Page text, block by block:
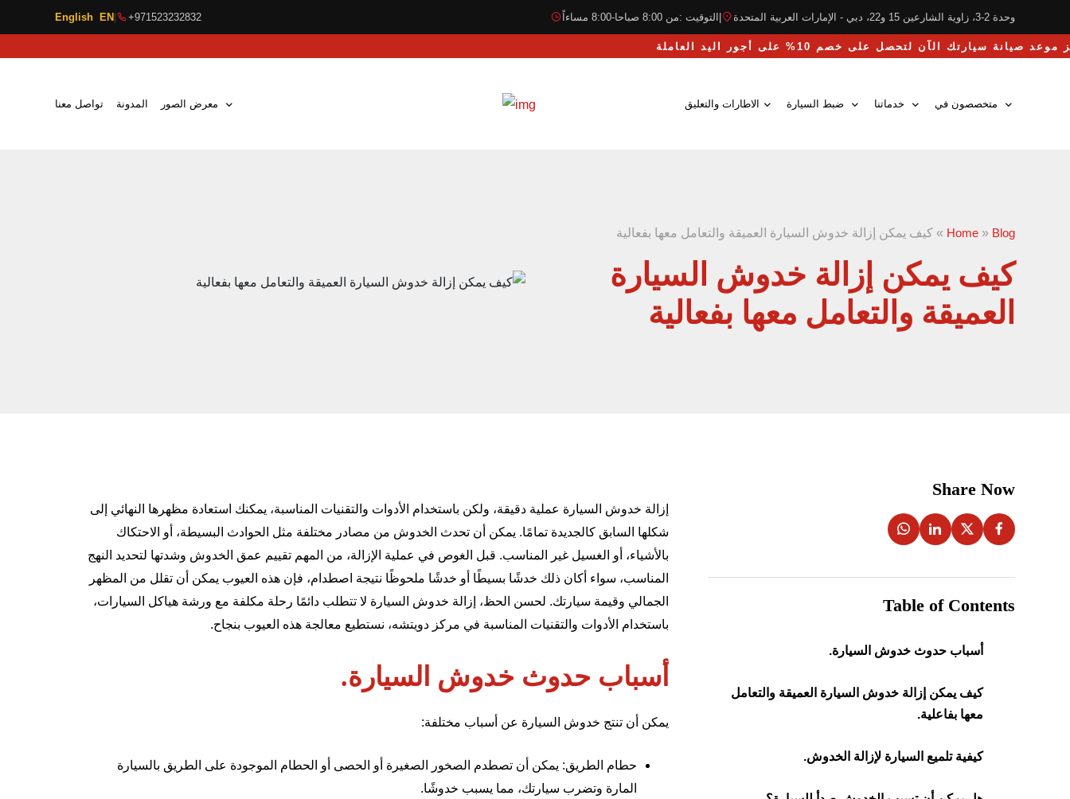
وحدة 2-3، زاوية الشارعين 15 و22، دبي - الإمارات العربية المتحدة التوقيت :من 8:00 صباحا-8:00 مساءاً +971523232832
English EN
احجز موعد صيانة سيارتك الآن لتحصل على خصم 10% على أجور اليد العاملة
تواصل معنا المدونة الاطارات والتعليق
Home » Blog
» كيف يمكن إزالة خدوش السيارة العميقة والتعامل معها بفعالية
كيف يمكن إزالة خدوش السيارة
العميقة والتعامل معها بفعالية
Share Now
Table of Contents
أسباب حدوث خدوش السيارة.
كيف يمكن إزالة خدوش السيارة العميقة والتعامل
معها بفاعلية.
كيفية تلميع السيارة لإزالة الخدوش.
إزالة خدوش السيارة عملية دقيقة، ولكن باستخدام الأدوات والتقنيات المناسبة، يمكنك استعادة مظهرها النهائي إلى
شكلها السابق كالجديدة تمامًا. يمكن أن تحدث الخدوش من مصادر مختلفة مثل الحوادث البسيطة، أو الاحتكاك
بالأشياء، أو الغسيل غير المناسب. قبل الغوص في عملية الإزالة، من المهم تقييم عمق الخدوش وشدتها لتحديد النهج
المناسب، سواء أكان ذلك خدشًا بسيطًا أو خدشًا ملحوظًا نتيجة اصطدام، فإن هذه العيوب يمكن أن تقلل من المظهر
الجمالي وقيمة سيارتك. لحسن الحظ، إزالة خدوش السيارة لا تتطلب دائمًا رحلة مكلفة مع ورشة هياكل السيارات،
باستخدام الأدوات والتقنيات المناسبة في مركز دويتشه، نستطيع معالجة هذه العيوب بنجاح.
أسباب حدوث خدوش السيارة.
يمكن أن تنتج خدوش السيارة عن أسباب مختلفة:
حطام الطريق: يمكن أن تصطدم الصخور الصغيرة أو الحصى أو الحطام الموجودة على الطريق بالسيارة
المارة وتضرب سيارتك، مما يسبب خدوشًا.